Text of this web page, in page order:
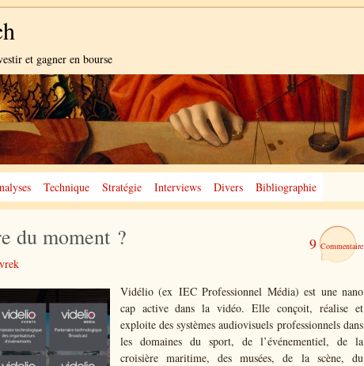
et gagner en bourse
Technique Stratégie Interviews Divers Bibliographie
9
du moment ?
Vidélio (ex IEC Professionnel Média) est une nano
cap active dans la vidéo. Elle conçoit, réalise et
exploite des systèmes audiovisuels professionnels dans
les domaines du sport, de l’événementiel, de la
croisière maritime, des musées, de la scène, du